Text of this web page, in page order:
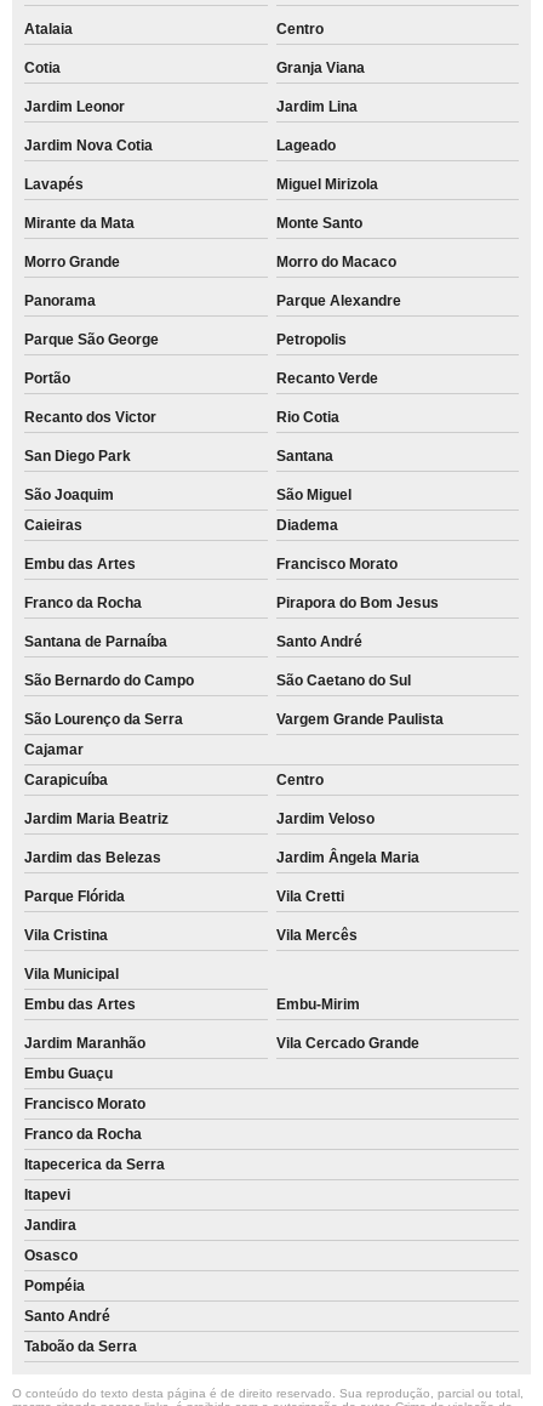
Atalaia Centro
Cotia Granja Viana
Jardim Leonor Jardim Lina
Jardim Nova Cotia Lageado
Lavapés Miguel Mirizola
Mirante da Mata Monte Santo
Morro Grande Morro do Macaco
Panorama Parque Alexandre
Parque São George Petropolis
Portão Recanto Verde
Recanto dos Victor Rio Cotia
San Diego Park Santana
São Joaquim
São Miguel
Caieiras
Diadema
Embu das Artes Francisco Morato
Franco da Rocha Pirapora do Bom Jesus
Santana de Parnaíba Santo André
São Bernardo do Campo São Caetano do Sul
São Lourenço da Serra
Vargem Grande Paulista
Cajamar
Carapicuíba
Centro
Jardim Maria Beatriz Jardim Veloso
Jardim das Belezas Jardim Ângela Maria
Parque Flórida Vila Cretti
Vila Cristina Vila Mercês
Vila Municipal
Embu das Artes
Embu-Mirim
Jardim Maranhão
Vila Cercado Grande
Embu Guaçu
Francisco Morato
Franco da Rocha
Itapecerica da Serra
Itapevi
Jandira
Osasco
Pompéia
Santo André
Taboão da Serra
O conteúdo do texto desta página é de direito reservado. Sua reprodução, parcial ou total,